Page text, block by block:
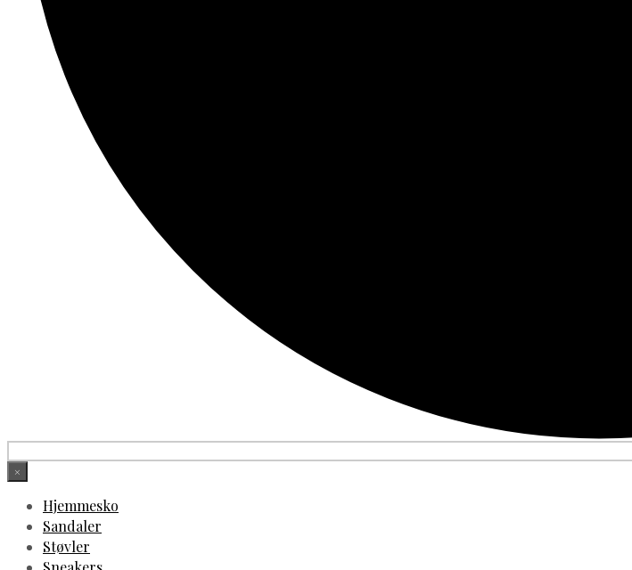
×
Hjemmesko
Sandaler
Støvler